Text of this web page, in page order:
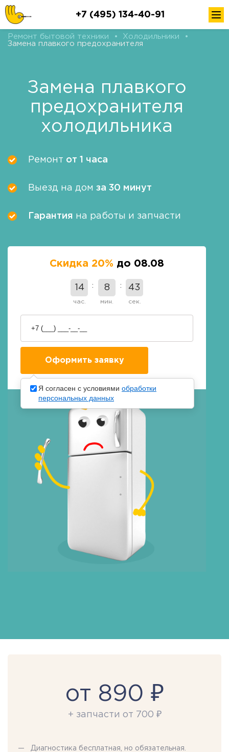
+7 (495) 134-40-91
Ремонт бытовой техники • Холодильники
•
Замена плавкого предохранителя
Замена плавкого
предохранителя
холодильника
Ремонт от 1 часа
Выезд на дом за 30 минут
Гарантия на работы и запчасти
Скидка 20% до 08.08
14
час.
8
мин.
42
сек.
от 890 ₽
+ запчасти от 700 ₽
Диагностика бесплатная, но обязательная.
Я согласен с условиями обработки
персональных данных